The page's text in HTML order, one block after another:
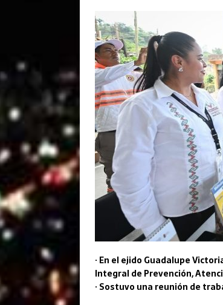
· En el ejido Guadalupe
Integral de Prevención,
· Sostuvo una reunión de